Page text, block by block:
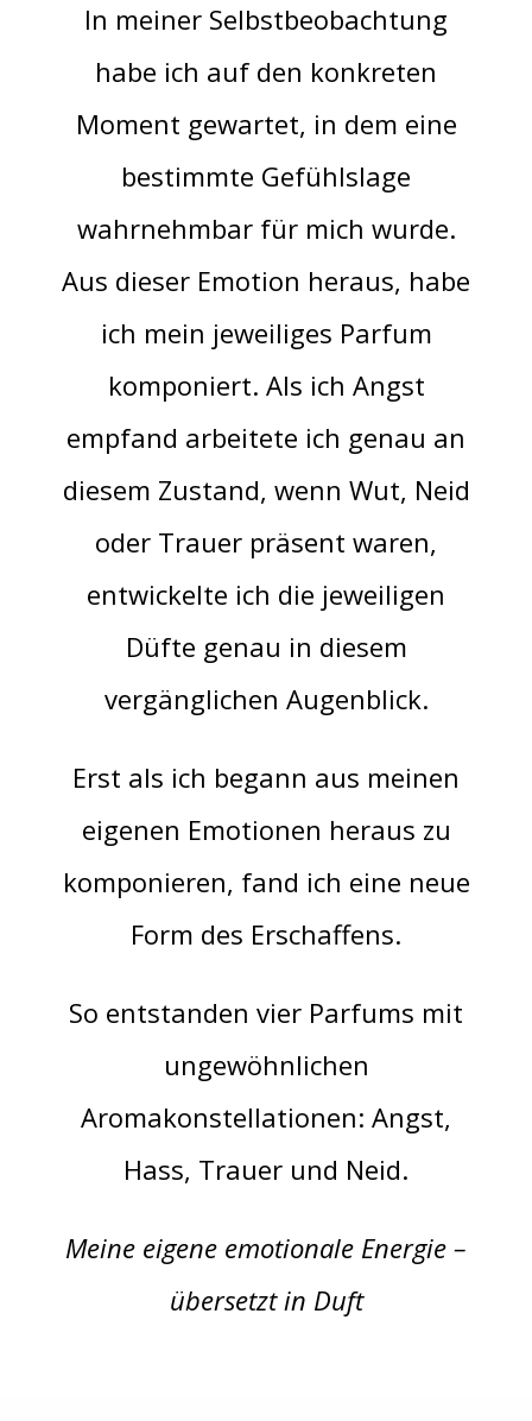
In meiner Selbstbeobachtung
habe ich auf den konkreten
Moment gewartet, in dem eine
bestimmte Gefühlslage
wahrnehmbar für mich wurde.
Aus dieser Emotion heraus, habe
ich mein jeweiliges Parfum
komponiert. Als ich Angst
empfand arbeitete ich genau an
diesem Zustand, wenn Wut, Neid
oder Trauer präsent waren,
entwickelte ich die jeweiligen
Düfte genau in diesem
vergänglichen Augenblick.
Erst als ich begann aus meinen
eigenen Emotionen heraus zu
komponieren, fand ich eine neue
Form des Erschaffens.
So entstanden vier Parfums mit
ungewöhnlichen
Aromakonstellationen: Angst,
Hass, Trauer und Neid.
Meine eigene emotionale Energie –
übersetzt in Duft